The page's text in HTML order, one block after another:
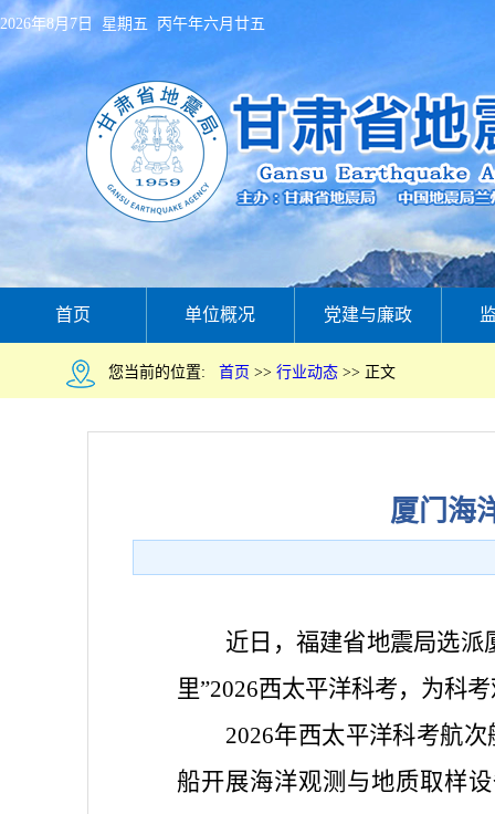
2026年8月7日 星期五 丙午年六月廿五
首页 单位概况 党建与廉政
您当前的位置: 首页 >> 行业动态 >> 正文
厦门海
近日，福建省地震局选派
里”2026西太平洋科考，为科
2026年西太平洋科考航
船开展海洋观测与地质取样